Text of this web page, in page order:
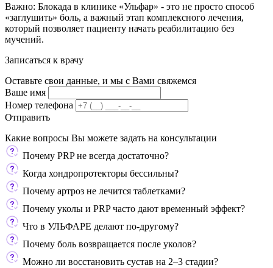
Важно: Блокада в клинике «Ульфар» - это не просто способ
«заглушить» боль, а важный этап комплексного лечения,
который позволяет пациенту начать реабилитацию без
мучений.
Записаться к врачу
Оставьте свои данные, и мы с Вами свяжемся
Ваше имя
Номер телефона
Отправить
Какие вопросы Вы можете задать на консультации
Почему PRP не всегда достаточно?
Когда хондропротекторы бессильны?
Почему артроз не лечится таблетками?
Почему уколы и PRP часто дают временный эффект?
Что в УЛЬФАРЕ делают по-другому?
Почему боль возвращается после уколов?
Можно ли восстановить сустав на 2–3 стадии?